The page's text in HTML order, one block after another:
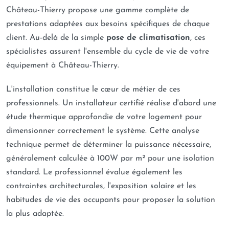
Château-Thierry propose une gamme complète de
prestations adaptées aux besoins spécifiques de chaque
client. Au-delà de la simple pose de climatisation, ces
spécialistes assurent l'ensemble du cycle de vie de votre
équipement à Château-Thierry.
L'installation constitue le cœur de métier de ces
professionnels. Un installateur certifié réalise d'abord une
étude thermique approfondie de votre logement pour
dimensionner correctement le système. Cette analyse
technique permet de déterminer la puissance nécessaire,
généralement calculée à 100W par m² pour une isolation
standard. Le professionnel évalue également les
contraintes architecturales, l'exposition solaire et les
habitudes de vie des occupants pour proposer la solution
la plus adaptée.